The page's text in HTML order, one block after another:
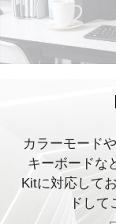
カラーモード
キーボードな
Kitに対応して
ドして